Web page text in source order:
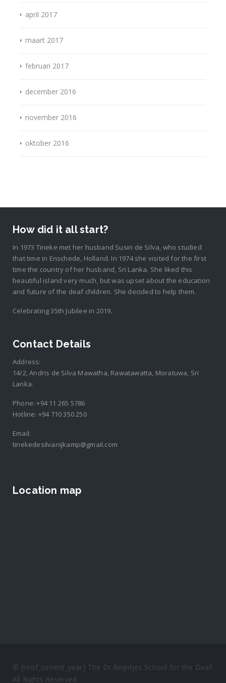
april 2017
maart 2017
februari 2017
december 2016
november 2016
oktober 2016
How did it all start?
In 1973 Tineke met her husband Susiri de Silva, who studied
that time in Enschede, Holland. In 1974 she visited for the first
time the country of her husband, Sri Lanka. She liked this
beautiful island very much, but was upset about the education
and future of the deaf children. She decided to help them.
Celebrating 35th Jubilee in 2019.
Contact Details
Address:
14/2, Andris de Silva Mawatha, Rawatawatta, Moratuwa, Sri
Lanka.
Phone:+94 11 265 5786
Hotline: +94 710 350 250
Email:
tinekedesilvanijkamp@gmail.com
Location map
© [roof_current_year] The Dr.Reijntjes School for the Deaf.
All Rights Reserved.